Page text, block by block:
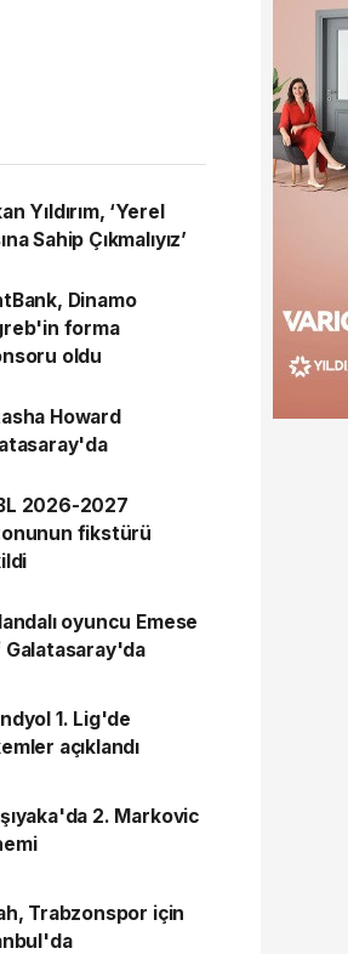
Yıldırım, ‘Yerel
Sahip Çıkmalıyız’
Dinamo
forma
oldu
Howard
2026-2027
fikstürü
oyuncu Emese
Galatasaray'da
1. Lig'de
açıklandı
2. Markovic
Trabzonspor için